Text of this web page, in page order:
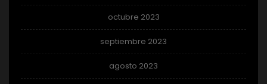
octubre 2023
septiembre 2023
agosto 2023